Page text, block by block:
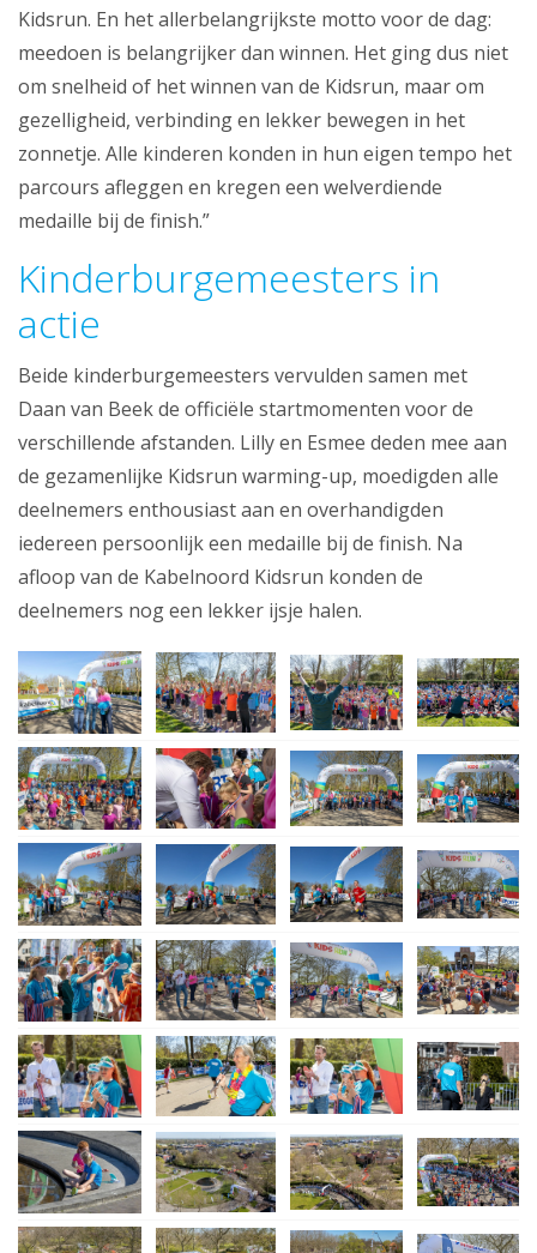
Kidsrun. En het allerbelangrijkste motto voor de dag:
meedoen is belangrijker dan winnen. Het ging dus niet
om snelheid of het winnen van de Kidsrun, maar om
gezelligheid, verbinding en lekker bewegen in het
zonnetje. Alle kinderen konden in hun eigen tempo het
parcours afleggen en kregen een welverdiende
medaille bij de finish.”
Kinderburgemeesters in
actie
Beide kinderburgemeesters vervulden samen met
Daan van Beek de officiële startmomenten voor de
verschillende afstanden. Lilly en Esmee deden mee aan
de gezamenlijke Kidsrun warming-up, moedigden alle
deelnemers enthousiast aan en overhandigden
iedereen persoonlijk een medaille bij de finish. Na
afloop van de Kabelnoord Kidsrun konden de
deelnemers nog een lekker ijsje halen.